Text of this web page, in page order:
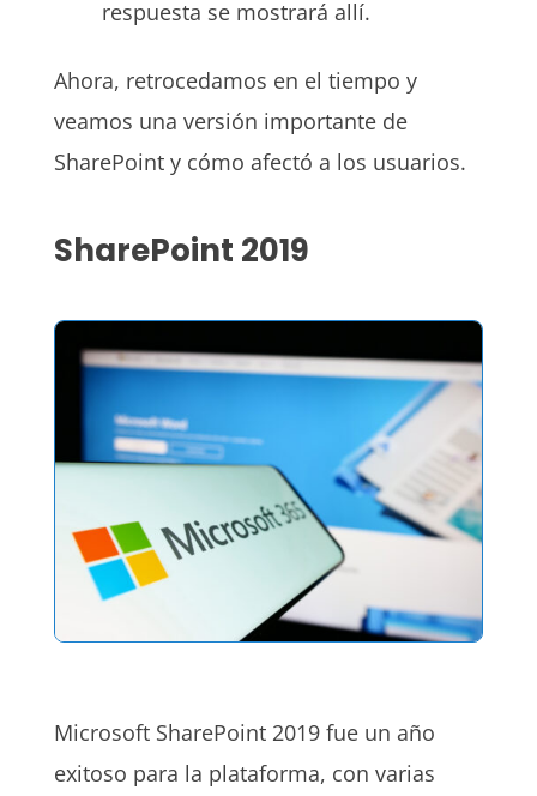
respuesta se mostrará allí.
Ahora, retrocedamos en el tiempo y
veamos una versión importante de
SharePoint y cómo afectó a los usuarios.
SharePoint 2019
Microsoft SharePoint 2019 fue un año
exitoso para la plataforma, con varias